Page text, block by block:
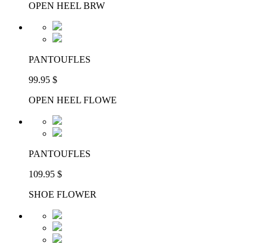
OPEN HEEL BRW
PANTOUFLES
99.95 $
OPEN HEEL FLOWE
PANTOUFLES
109.95 $
SHOE FLOWER